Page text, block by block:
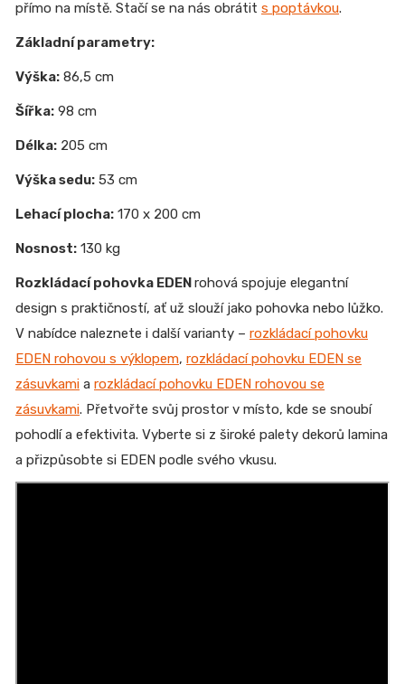
přímo na místě. Stačí se na nás obrátit s poptávkou.
Základní parametry:
Výška: 86,5 cm
Šířka: 98 cm
Délka: 205 cm
Výška sedu: 53 cm
Lehací plocha: 170 x 200 cm
Nosnost: 130 kg
Rozkládací pohovka EDENrohová spojuje elegantní
design s praktičností, ať už slouží jako pohovka nebo lůžko.
V nabídce naleznete i další varianty – rozkládací pohovku
EDEN rohovou s výklopem, rozkládací pohovku EDEN se
zásuvkami a rozkládací pohovku EDEN rohovou se
zásuvkami. Přetvořte svůj prostor v místo, kde se snoubí
pohodlí a efektivita. Vyberte si z široké palety dekorů lamina
a přizpůsobte si EDEN podle svého vkusu.